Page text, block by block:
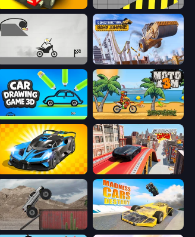
Hydraulic Press 2D ASMR
Construction Ramp Jumping
Car Drawing Game 3D Moto X3M
GT Cars Mega Ramps Slingshot Crash
Hard Wheels Madness Cars Destroy